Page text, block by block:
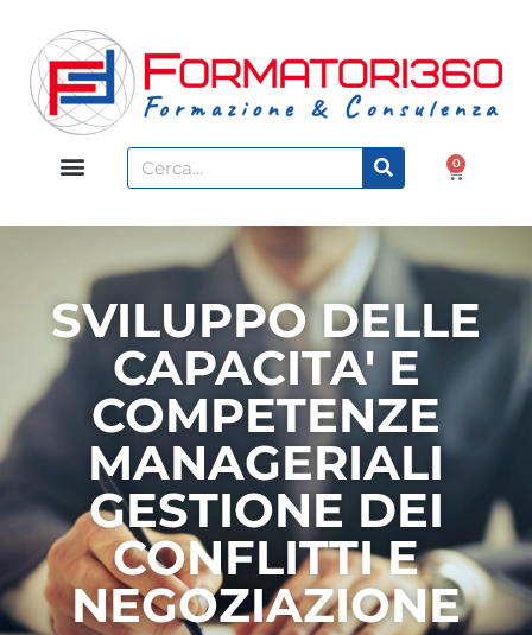
0
SVILUPPO DELLE
CAPACITA' E
COMPETENZE
MANAGERIALI
GESTIONE DEI
CONFLITTI E
NEGOZIAZIONE